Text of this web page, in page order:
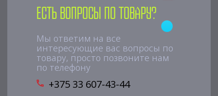
Есть вопросы по товару?
Мы ответим на все
интересующие вас вопросы по
товару, просто позвоните нам
по телефону
+375 33 607-43-44